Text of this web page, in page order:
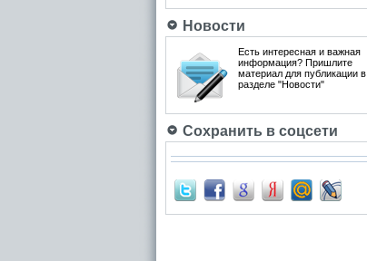
Новости
Есть интересная и важная
информация? Пришлите
материал для публикации в
разделе "Новости"
Сохранить в соцсети